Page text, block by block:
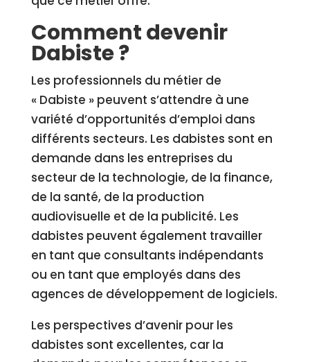
Comment devenir
Dabiste ?
Les professionnels du métier de
« Dabiste » peuvent s’attendre à une
variété d’opportunités d’emploi dans
différents secteurs. Les dabistes sont en
demande dans les entreprises du
secteur de la technologie, de la finance,
de la santé, de la production
audiovisuelle et de la publicité. Les
dabistes peuvent également travailler
en tant que consultants indépendants
ou en tant que employés dans des
agences de développement de logiciels.
Les perspectives d’avenir pour les
dabistes sont excellentes, car la